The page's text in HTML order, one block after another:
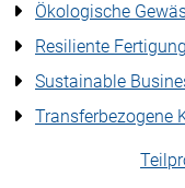
Ökologische
Resiliente Fertigung
Sustainable
Transferbezogene